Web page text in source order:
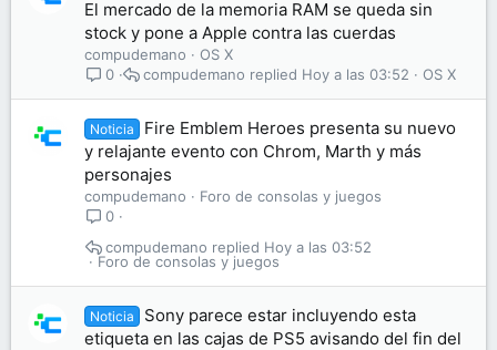
El mercado de la memoria RAM se queda sin
stock y pone a Apple contra las cuerdas
compudemano
OS X
0
OS X
Hoy a las 03:52
compudemano
Noticia
Fire Emblem Heroes presenta su nuevo
y relajante evento con Chrom, Marth y más
personajes
compudemano
Foro de consolas y juegos
0
Foro de consolas y juegos
Hoy a las 03:52
compudemano
Noticia
Sony parece estar incluyendo esta
etiqueta en las cajas de PS5 avisando del fin del